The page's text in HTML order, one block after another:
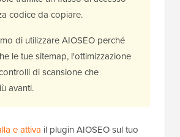
codice da copiare.
di utilizzare AIOSEO perché
le tue sitemap, l'ottimizzazione
di scansione che
avanti.
e attiva il plugin AIOSEO sul tuo